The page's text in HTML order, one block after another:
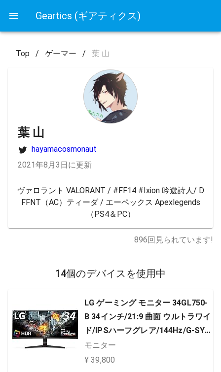
Geartics (ギアティクス)
Top / ゲーマー / 葉 山
葉 山
hayamacosmonaut
2021年8月3日に更新
ヴァロラント VALORANT / #FF14 #Ixion 吟遊詩人/ D
FFNT（AC）ティーダ / エーペックス Apexlegends
（PS4＆PC）
896回見られています!
14個のデバイスを使用中
LG ゲーミング モニター 34GL750-
B 34インチ/21:9 曲面 ウルトラワイ
ド/IPSハーフグレア/144Hz/G-SYN
C Compatible/HDR
モニター
¥ 39,800